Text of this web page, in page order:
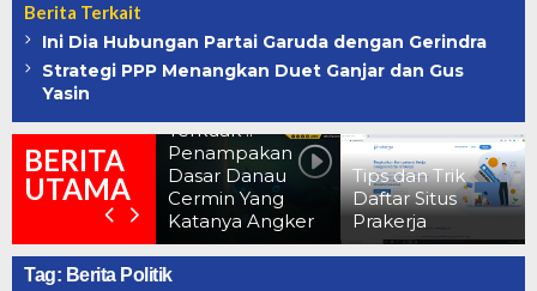
Berita Terkait
Ini Dia Hubungan Partai Garuda dengan Gerindra
Strategi PPP Menangkan Duet Ganjar dan Gus
Yasin
BERITA
UTAMA
Terkuak !!
Penampakan
Dasar Danau
Cermin Yang
Katanya Angker
Tips dan Trik
Daftar Situs
Prakerja
Tag: Berita Politik